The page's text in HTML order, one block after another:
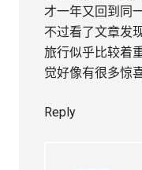
才一年又回到同
不过看了文章发
旅行似乎比较着
觉好像有很多惊
Reply